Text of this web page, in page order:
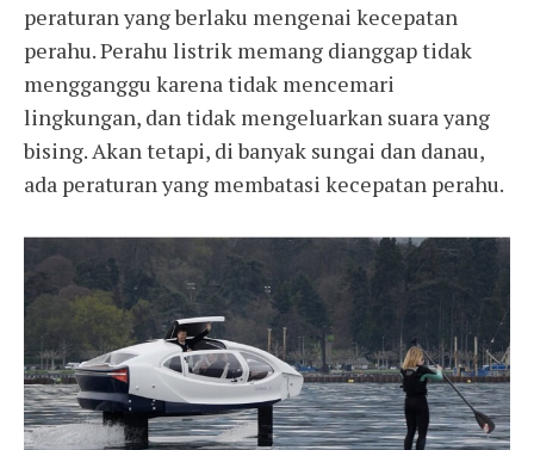
peraturan yang berlaku mengenai kecepatan
perahu. Perahu listrik memang dianggap tidak
mengganggu karena tidak mencemari
lingkungan, dan tidak mengeluarkan suara yang
bising. Akan tetapi, di banyak sungai dan danau,
ada peraturan yang membatasi kecepatan perahu.